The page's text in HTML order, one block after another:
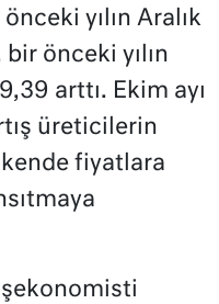
yılın Aralık
önceki yılın
arttı. Ekim ayı
üreticilerin
fiyatlara